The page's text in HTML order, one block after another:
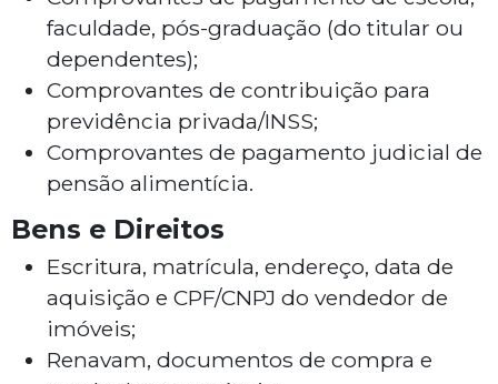
faculdade, pós-graduação (do titular ou
dependentes);
Comprovantes de contribuição para
previdência privada/INSS;
Comprovantes de pagamento judicial de
pensão alimentícia.
Bens e Direitos
Escritura, matrícula, endereço, data de
aquisição e CPF/CNPJ do vendedor de
imóveis;
Renavam, documentos de compra e